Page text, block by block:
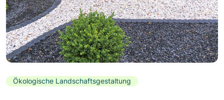
Ökologische Landschaftsgestaltung